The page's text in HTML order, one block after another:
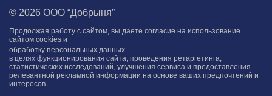
© 2026 ООО “Добрыня”
Продолжая работу с сайтом, вы даете согласие на использование
сайтом cookies и
обработку персональных данных
в целях функционирования сайта, проведения ретаргетинга,
статистических исследований, улучшения сервиса и предоставления
релевантной рекламной информации на основе ваших предпочтений и
интересов.